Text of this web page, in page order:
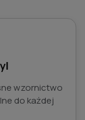
wzornictwo
do każdej